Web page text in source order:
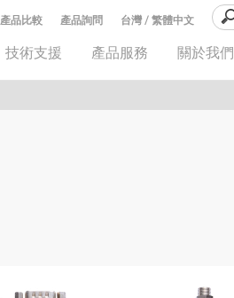
台灣 / 繁體中文
產品詢問
產品比較
技術支援 產品服務 關於我們